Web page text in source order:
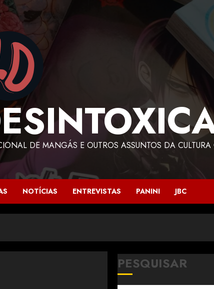
DE MANGÁS E OUTROS ASSUNTOS DA CULTURA
NOTÍCIAS ENTREVISTAS PANINI JBC
PESQUISAR